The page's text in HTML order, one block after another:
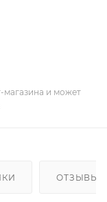
магазина и может
ОТЗЫВЫ